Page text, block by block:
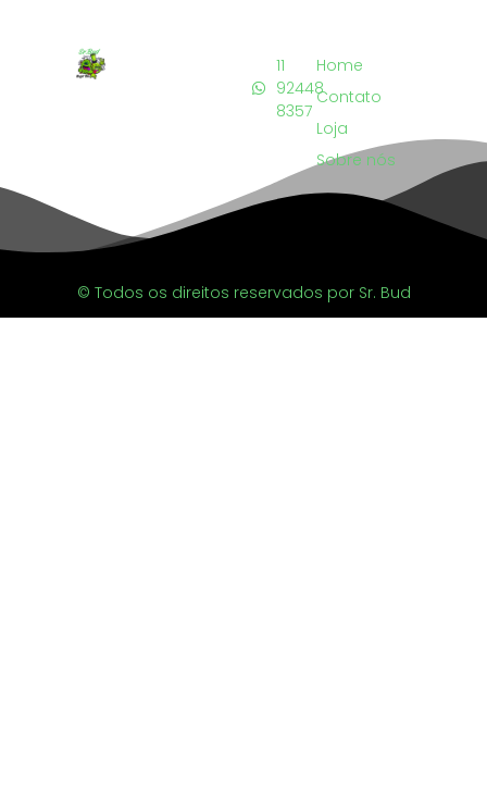
Home
Contato
Loja
Sobre nós
11
92448
8357
© Todos os direitos reservados por Sr. Bud